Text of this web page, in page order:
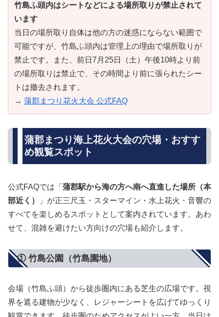
竹島ふ頭内はシートなどによる場所取りが禁止されて
います
当日の場所取り自体は他の方の迷惑にならない範囲で
可能ですが、竹島ふ頭内は管理上の理由で場所取りが
禁止です。また、前日7月25日（土）午後10時より前
の場所取りは禁止で、その時間より前に張られたシー
トは撤去されます。
→ 蒲郡まつり花火大会 公式FAQ
蒲郡まつり海上花火大会の穴場・おすす
め観覧スポット
公式FAQでは「 蒲郡駅から海の方へ南へ直進した場所（本
部近く）
」が正三尺玉・スターマイン・水上花火・音響の
すべてを楽しめるスポットとして案内されています。あわ
せて、混雑を避けたい方向けの穴場も紹介します。
① 竹島公園（竹島園地）
会場（竹島ふ頭）から徒歩圏内にある芝生の広場です。視
界を遮る建物が少なく、レジャーシートを広げてゆっくり